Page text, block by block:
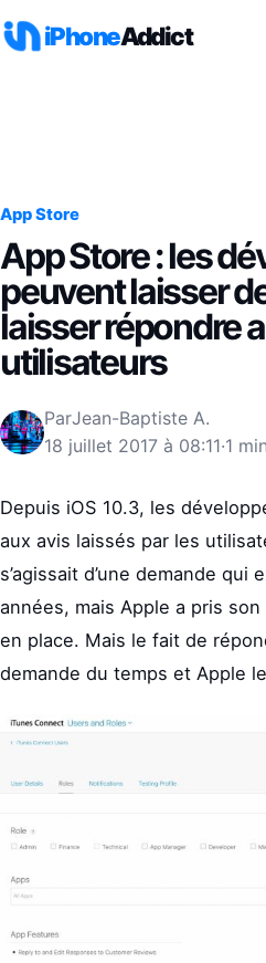
iPhoneAddict
App Store
App Store : les
peuvent laisser
laisser répondre
utilisateurs
ParJean-Baptiste A.
18 juillet 2017 à 08:11·1
Depuis iOS 10.3, les
aux avis laissés par les
s’agissait d’une demande qui
années, mais Apple a pris
en place. Mais le fait de
demande du temps et Apple